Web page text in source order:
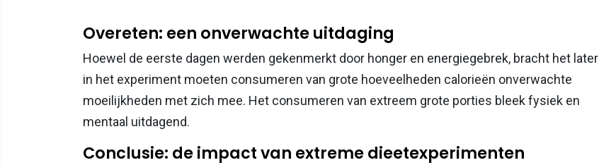
Overeten: een onverwachte uitdaging
Hoewel de eerste dagen werden gekenmerkt door honger en energiegebrek, bracht het later
in het experiment moeten consumeren van grote hoeveelheden calorieën onverwachte
moeilijkheden met zich mee. Het consumeren van extreem grote porties bleek fysiek en
mentaal uitdagend.
Conclusie: de impact van extreme dieetexperimenten